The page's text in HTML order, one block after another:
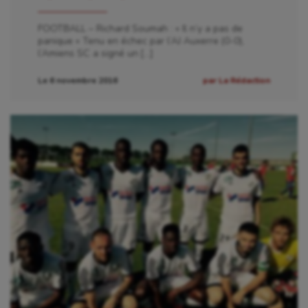
Handisport
Kayak-polo
Korfbal
Longue paume
Moto
Natation
Natation artistique
Omnisports
FOOTBALL – Richard Soumah : « Il n’y a pas de
panique » Tenu en échec par l’AJ Auxerre (0-0),
l’Amiens SC a signé un […]
Le 6 novembre 2016 par La Rédaction